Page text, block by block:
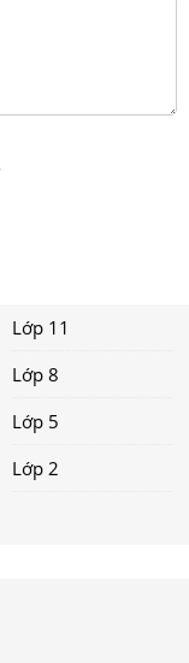
Lớp 11
Lớp 8
Lớp 5
Lớp 2